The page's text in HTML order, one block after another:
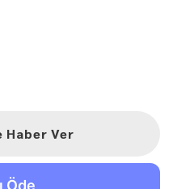
Haber Ver